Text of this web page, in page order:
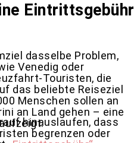
Eintrittsgebühr
dasselbe Problem,
Venedig oder
Touristen, die
das beliebte Reiseziel
Menschen sollen an
an Land gehen – eine
hinauslaufen, dass
begrenzen oder